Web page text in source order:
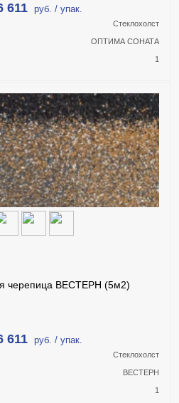
611 руб. / упак.
Стеклохолст
ОПТИМА СОНАТА
1
В КОРЗИНУ
КУПИТЬ В 1 КЛИК
ПОДРОБНЕЕ
черепица ВЕСТЕРН (5м2)
611 руб. / упак.
Стеклохолст
ВЕСТЕРН
1